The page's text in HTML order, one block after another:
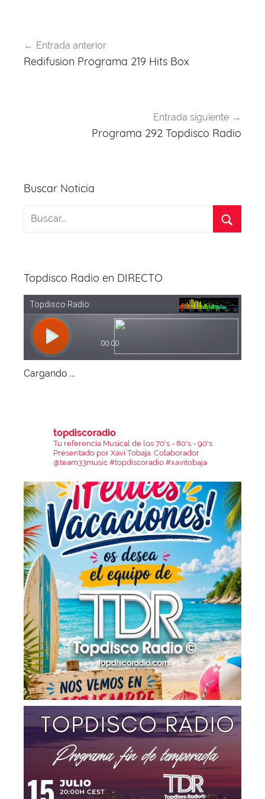
de
Entrada anterior
Redifusion Programa 219 Hits Box
Entrada siguiente
Programa 292 Topdisco Radio
Buscar Noticia
Topdisco Radio en DIRECTO
Cargando ...
topdiscoradio
Tu referencia Musical de los 70's - 80's - 90's
Presentado por Xavi Tobaja. Colaborador
@team33music #topdiscoradio #xavitobaja